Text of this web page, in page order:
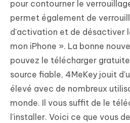
pour contourner le
permet également de
d'activation et de désactiver
mon iPhone ». La bonne
pouvez le télécharger
source fiable, 4MeKey jouit
élevé avec de nombreux
monde. Il vous suffit de le
l'installer. Voici ce que vous